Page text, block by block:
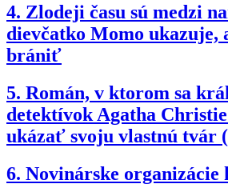
4. Zlodeji času sú medzi
dievčatko Momo ukazuje,
brániť
5. Román, v ktorom sa
detektívok Agatha
ukázať svoju vlastnú tvár
6. Novinárske